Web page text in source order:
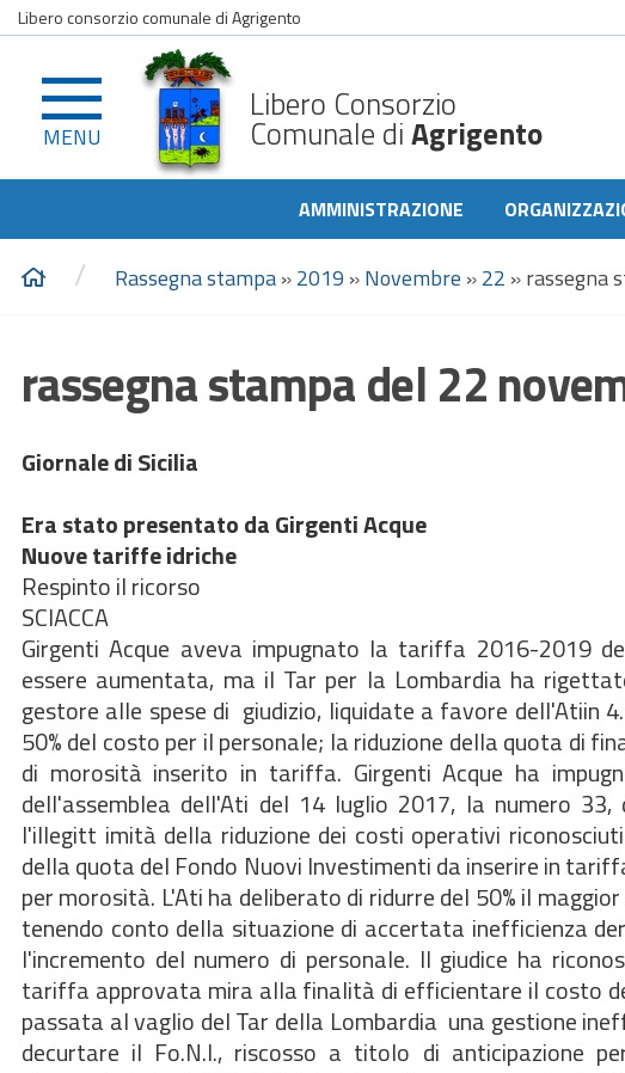
Libero consorzio comunale di Agrigento
MENU
Libero Consorzio
Comunale diAgrigento
AMMINISTRAZIONE
/ Rassegna stampa»2019 »Novembre »22 »rassegna
rassegna stampa del 22
Giornale di Sicilia
Era stato presentato da Girgenti Acque
Nuove tariffe idriche
Respinto il ricorso
SCIACCA
Girgenti Acque aveva impugnato la tariffa 2016-2019
essere aumentata, ma il Tar per la Lombardia ha
gestore alle spese di giudizio, liquidate a favore dell'Atiin
50% del costo per il personale; la riduzione della quota di
di morosità inserito in tariffa. Girgenti Acque ha
dell'assemblea dell'Ati del 14 luglio 2017, la numero
l'illegitt imità della riduzione dei costi operativi
della quota del Fondo Nuovi Investimenti da inserire in
per morosità. L'Ati ha deliberato di ridurre del 50% il
tenendo conto della situazione di accertata inefficienza
l'incremento del numero di personale. Il giudice ha
tariffa approvata mira alla finalità di efficientare il costo
passata al vaglio del Tar della Lombardia una gestione
decurtare il Fo.N.I., riscosso a titolo di anticipazione